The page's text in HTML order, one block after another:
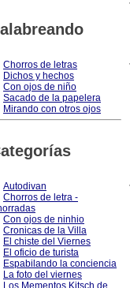
Chorros de letras
Dichos y hechos
Con ojos de niño
Sacado de la papelera
Mirando con otros ojos
Autodivan
Chorros de letra -
Con ojos de ninhio
Cronicas de la Villa
El chiste del Viernes
El oficio de turista
Espabilando la conciencia
La foto del viernes